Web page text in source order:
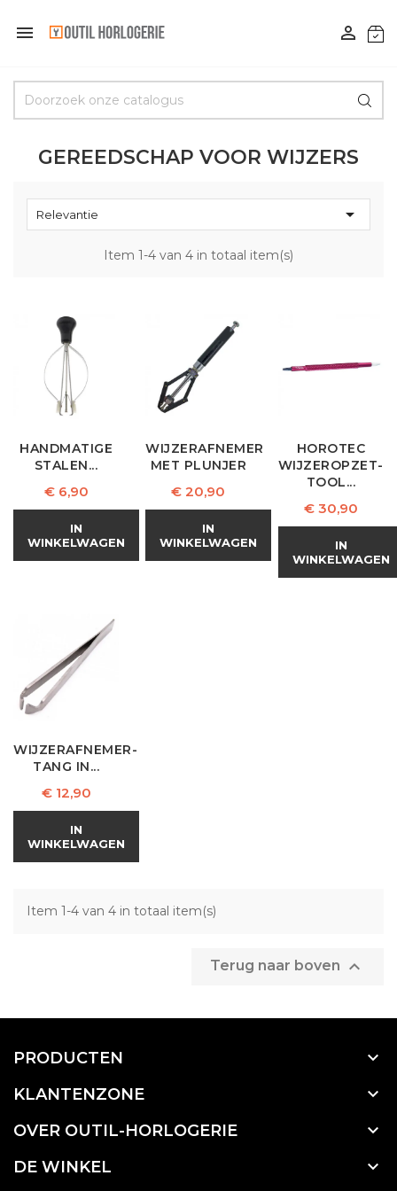
 
GEREEDSCHAP VOOR WIJZERS
Relevantie 
Item 1-4 van 4 in totaal item(s)
HANDMATIGE
STALEN...
Prijs
€ 6,90
IN
WINKELWAGEN
WIJZERAFNEMER
MET PLUNJER
Prijs
€ 20,90
IN
WINKELWAGEN
HOROTEC
WIJZEROPZET-
TOOL...
Prijs
€ 30,90
IN
WINKELWAGEN
WIJZERAFNEMER-
TANG IN...
Prijs
€ 12,90
IN
WINKELWAGEN
Item 1-4 van 4 in totaal item(s)
Terug naar boven 
PRODUCTEN 
KLANTENZONE 
OVER OUTIL-HORLOGERIE 
DE WINKEL 